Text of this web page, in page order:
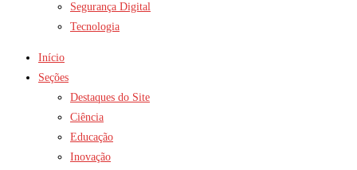
Segurança Digital
Tecnologia
Início
Seções
Destaques do Site
Ciência
Educação
Inovação